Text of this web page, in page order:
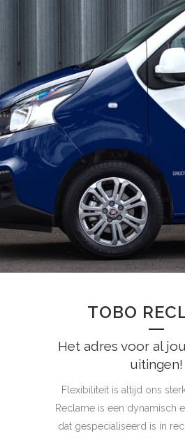
TOBO
Het adres voor al
uitingen!
Flexibiliteit is altijd ons
Reclame is een dynamisch
dat gespecialiseerd is in